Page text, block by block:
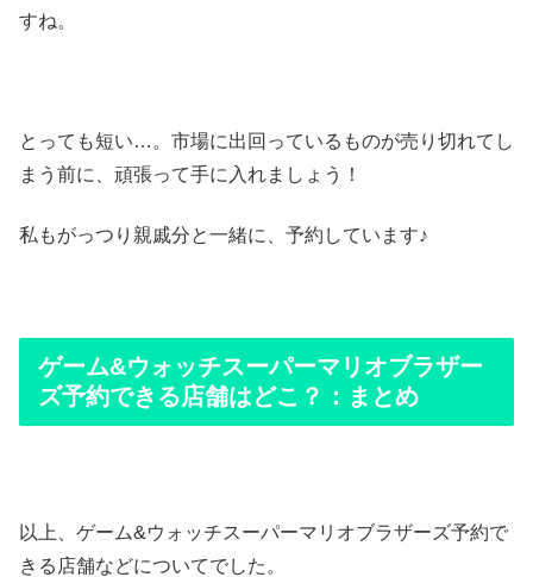
すね。
とっても短い…。市場に出回っているものが売り切れてし
まう前に、頑張って手に入れましょう！
私もがっつり親戚分と一緒に、予約しています♪
ゲーム&ウォッチスーパーマリオブラザー
ズ予約できる店舗はどこ？：まとめ
以上、ゲーム&ウォッチスーパーマリオブラザーズ予約で
きる店舗などについてでした。